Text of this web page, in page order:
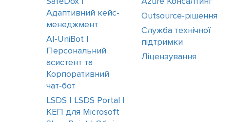
Адаптивний кейс-
менеджмент
AI-UniBot |
Персональний
асистент та
Корпоративний
чат-бот
LSDS | LSDS Portal |
КЕП для Microsoft
Outsource-рішення
Служба технічної
підтримки
Ліцензування